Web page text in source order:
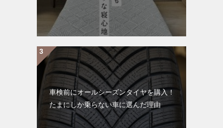
車検前にオールシーズンタイヤを購入！
たまにしか乗らない車に選んだ理由